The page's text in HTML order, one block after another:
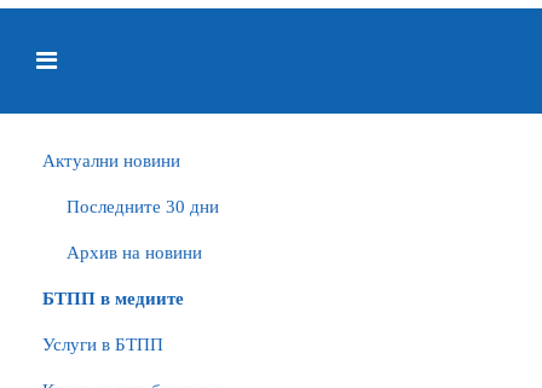
Актуални новини
Последните 30 дни
Архив на новини
БTПП в медиите
Услуги в БТПП